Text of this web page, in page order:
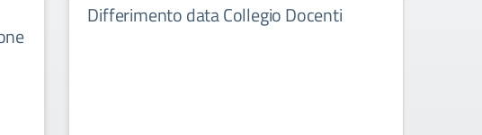
Differimento data Collegio Docenti